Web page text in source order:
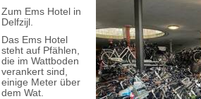
Zum Ems Hotel in
Delfzijl.
Das Ems Hotel
steht auf Pfählen,
die im Wattboden
verankert sind,
einige Meter über
dem Wat.